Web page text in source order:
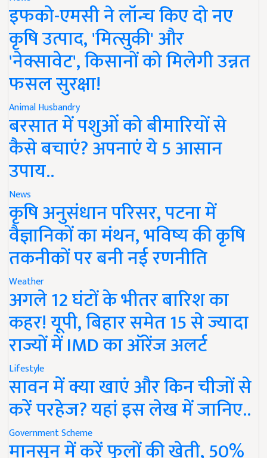
इफको-एमसी ने लॉन्च किए दो नए
कृषि उत्पाद, 'मित्सुकी' और
'नेक्सावेट', किसानों को मिलेगी उन्नत
फसल सुरक्षा!
Animal Husbandry
बरसात में पशुओं को बीमारियों से
कैसे बचाएं? अपनाएं ये 5 आसान
उपाय..
News
कृषि अनुसंधान परिसर, पटना में
वैज्ञानिकों का मंथन, भविष्य की कृषि
तकनीकों पर बनी नई रणनीति
Weather
अगले 12 घंटों के भीतर बारिश का
कहर! यूपी, बिहार समेत 15 से ज्यादा
राज्यों में IMD का ऑरेंज अलर्ट
Lifestyle
सावन में क्या खाएं और किन चीजों से
करें परहेज? यहां इस लेख में जानिए..
Government Scheme
मानसून में करें फूलों की खेती, 50%